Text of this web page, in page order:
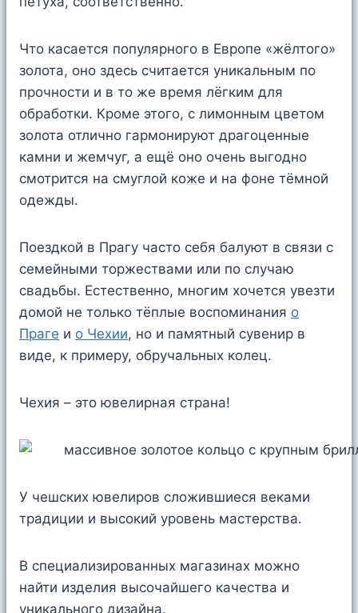
Что касается популярного в Европе «жёлтого»
золота, оно здесь считается уникальным по
прочности и в то же время лёгким для
обработки. Кроме этого, с лимонным цветом
золота отлично гармонируют драгоценные
камни и жемчуг, а ещё оно очень выгодно
смотрится на смуглой коже и на фоне тёмной
одежды.
Поездкой в Прагу часто себя балуют в связи с
семейными торжествами или по случаю
свадьбы. Естественно, многим хочется увезти
домой не только тёплые воспоминания о
Праге и о Чехии, но и памятный сувенир в
виде, к примеру, обручальных колец.
Чехия – это ювелирная страна!
У чешских ювелиров сложившиеся веками
традиции и высокий уровень мастерства.
В специализированных магазинах можно
найти изделия высочайшего качества и
уникального дизайна.